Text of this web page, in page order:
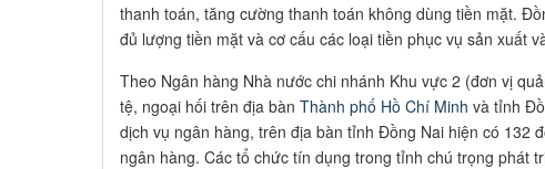
thanh toán, tăng cường thanh toán không dùng tiền mặt.
đủ lượng tiền mặt và cơ cấu các loại tiền phục vụ sản xuất
Theo Ngân hàng Nhà nước chi nhánh Khu vực 2 (đơn vị
tệ, ngoại hối trên địa bàn Thành phố Hồ Chí Minh và tỉnh
dịch vụ ngân hàng, trên địa bàn tỉnh Đồng Nai hiện có 132
ngân hàng. Các tổ chức tín dụng trong tỉnh chú trọng phát